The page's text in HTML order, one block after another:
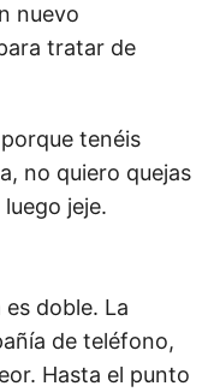
nuevo
tratar de
tenéis
no quiero quejas
jeje.
doble. La
de teléfono,
Hasta el punto